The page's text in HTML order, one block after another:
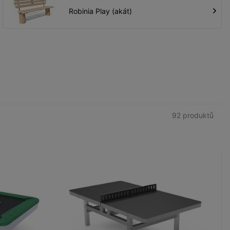
Robinia Play (akát)